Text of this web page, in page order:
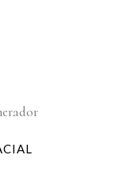
Sold